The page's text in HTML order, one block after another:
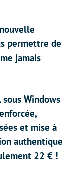
permettre de
jamais
sous Windows
et mise à
authentique
22 € !